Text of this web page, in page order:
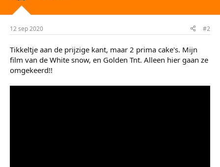
12 sep 2020 #2
Tikkeltje aan de prijzige kant, maar 2 prima cake's. Mijn
film van de White snow, en Golden Tnt. Alleen hier gaan ze
omgekeerd!!